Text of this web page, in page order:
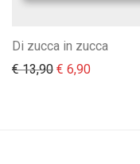
Di zucca in zucca
€13,90 Il prezzo
€ 6,90Il